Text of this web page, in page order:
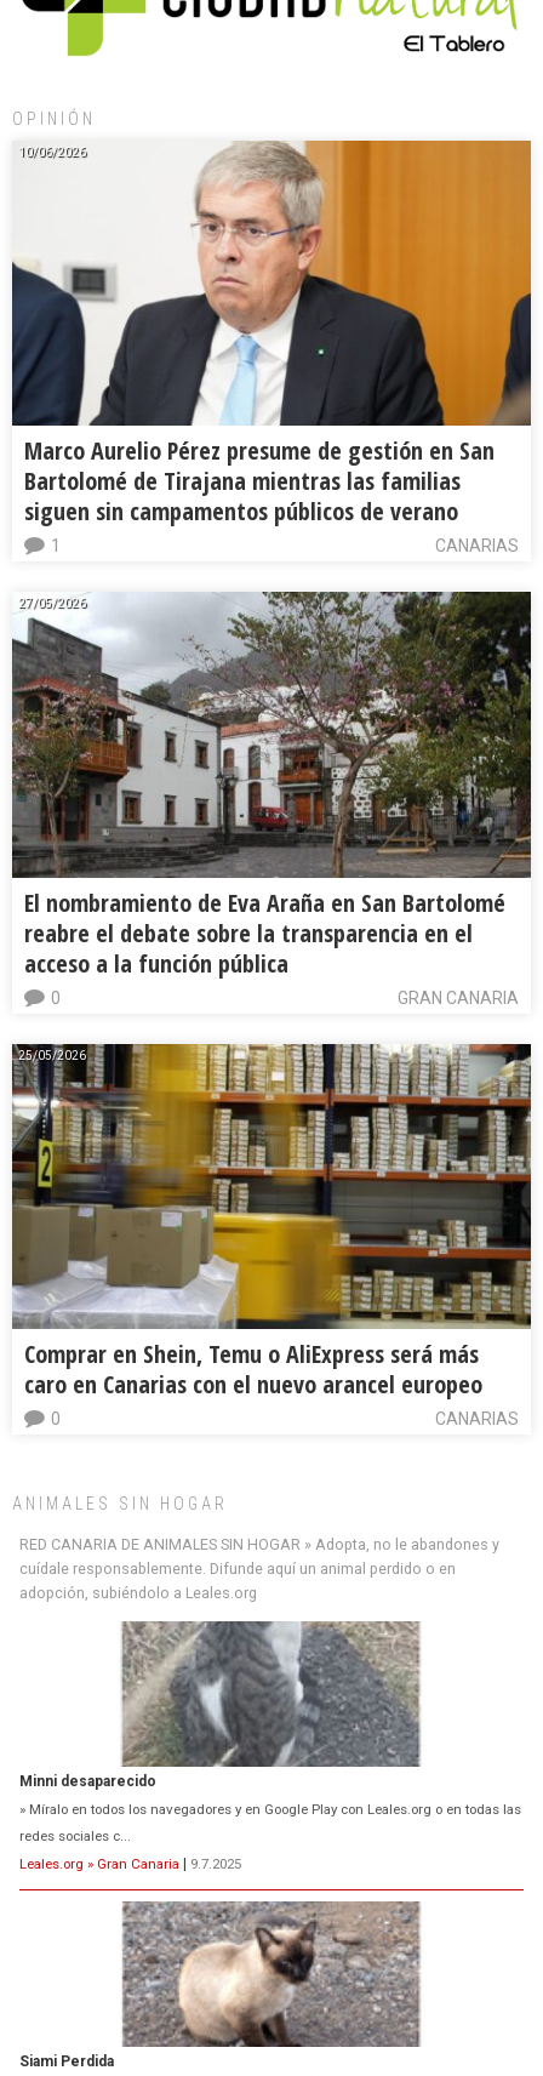
OPINIÓN
10/06/2026
Marco Aurelio Pérez presume de gestión en San
Bartolomé de Tirajana mientras las familias
siguen sin campamentos públicos de verano
CANARIAS
1
27/05/2026
El nombramiento de Eva Araña en San Bartolomé
reabre el debate sobre la transparencia en el
acceso a la función pública
GRAN CANARIA
0
25/05/2026
Comprar en Shein, Temu o AliExpress será más
caro en Canarias con el nuevo arancel europeo
CANARIAS
0
ANIMALES SIN HOGAR
RED CANARIA DE ANIMALES SIN HOGAR » Adopta, no le abandones y
cuídale responsablemente. Difunde aquí un animal perdido o en
adopción, subiéndolo a Leales.org
Minni desaparecido
» Míralo en todos los navegadores y en Google Play con Leales.org o en todas las
redes sociales c...
Leales.org » Gran Canaria | 9.7.2025
Siami Perdida